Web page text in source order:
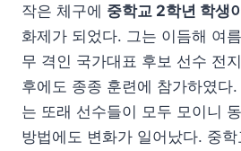
작은 체구에 중학교 2학년 학생
화제가 되었다. 그는 이듬해 여
무 격인 국가대표 후보 선수 전
후에도 종종 훈련에 참가하였다
는 또래 선수들이 모두 모이니
방법에도 변화가 일어났다. 중